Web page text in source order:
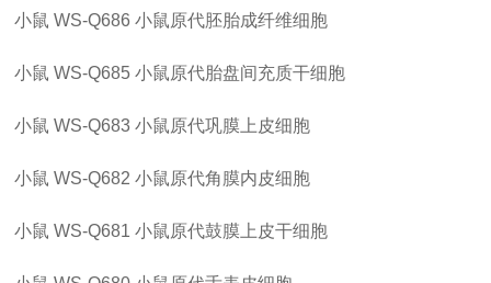
小鼠 WS-Q686 小鼠原代胚胎成纤维细胞
小鼠 WS-Q685 小鼠原代胎盘间充质干细胞
小鼠 WS-Q683 小鼠原代巩膜上皮细胞
小鼠 WS-Q682 小鼠原代角膜内皮细胞
小鼠 WS-Q681 小鼠原代鼓膜上皮干细胞